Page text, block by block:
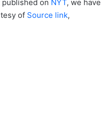
on NYT, we have
of Source link,